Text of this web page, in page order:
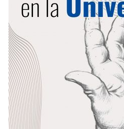
OPINIÓN
GALERÍAS
VÍDEOS
CONTACTAR
FIESTAS EN EL ALTO ARAGÓN
FIESTAS DE SAN LORENZO
AGENDA